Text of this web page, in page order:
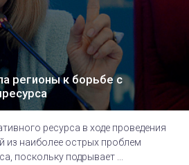
регионы к борьбе с
ресурса в ходе проведения
из наиболее острых проблем
поскольку подрывает ...